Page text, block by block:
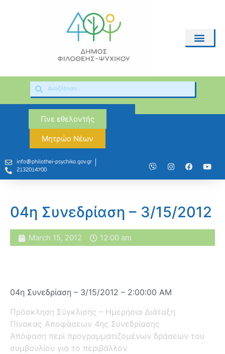
Γίνε εθελοντής
Μητρώο Νέων
info@philothei-psychiko.gov.gr
2132014700
04η Συνεδρίαση – 3/15/2012
March 15, 2012 12:00 am
04η Συνεδρίαση – 3/15/2012 – 2:00:00 AM
Πρόσκληση Σύγκλισης – Ημερήσια Διάταξη
Πίνακας Αποφάσεων 4ης Συνεδρίασης
Απόφαση περί προγραμματιζομένων δράσεων του
συμβουλίου για το περιβάλλον